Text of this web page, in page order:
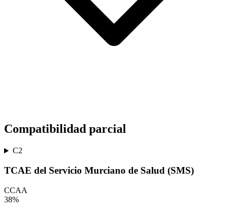
Compatibilidad parcial
C2
TCAE del Servicio Murciano de Salud (SMS)
CCAA
38%